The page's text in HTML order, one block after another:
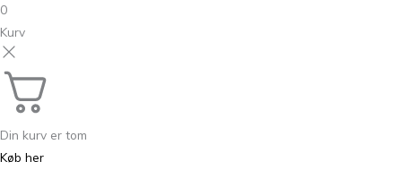
0
Kurv
Din kurv er tom
Køb her